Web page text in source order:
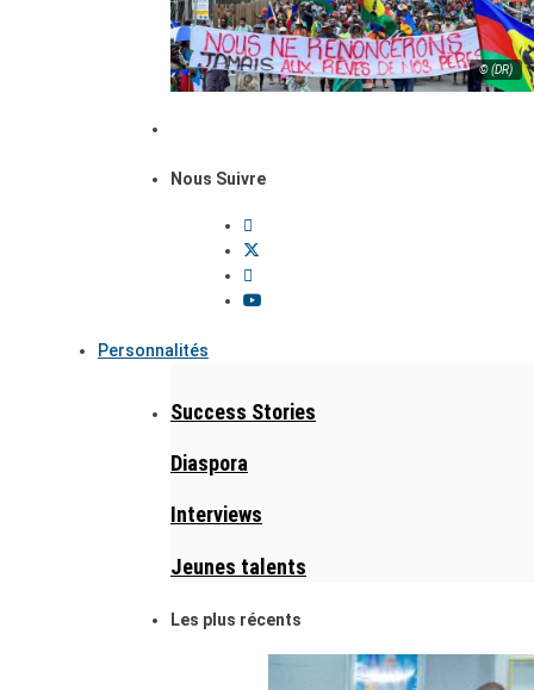
© (DR)
Nous Suivre
Personnalités
Success Stories
Diaspora
Interviews
Jeunes talents
Les plus récents